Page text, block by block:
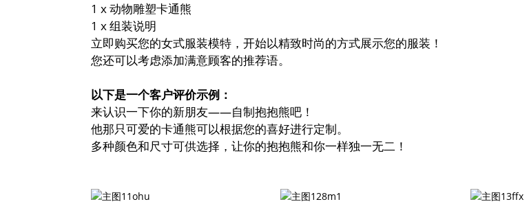
1 x 动物雕塑卡通熊
1 x 组装说明
立即购买您的女式服装模特，开始以精致时尚的方式展示您的服装！
您还可以考虑添加满意顾客的推荐语。
以下是一个客户评价示例：
来认识一下你的新朋友——自制抱抱熊吧！
他那只可爱的卡通熊可以根据您的喜好进行定制。
多种颜色和尺寸可供选择，让你的抱抱熊和你一样独一无二！